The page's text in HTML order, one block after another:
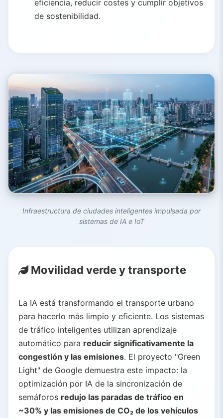
eficiencia, reducir costes y cumplir objetivos
de sostenibilidad.
Infraestructura de ciudades inteligentes impulsada por
sistemas de IA e IoT
Movilidad verde y transporte
La IA está transformando el transporte urbano
para hacerlo más limpio y eficiente. Los sistemas
de tráfico inteligentes utilizan aprendizaje
automático para reducir significativamente la
congestión y las emisiones. El proyecto "Green
Light" de Google demuestra este impacto: la
optimización por IA de la sincronización de
semáforos redujo las paradas de tráfico en
~30% y las emisiones de CO₂ de los vehículos